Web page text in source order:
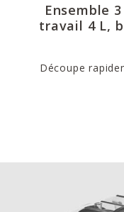
Ensemble
travail 4 L,
Découpe